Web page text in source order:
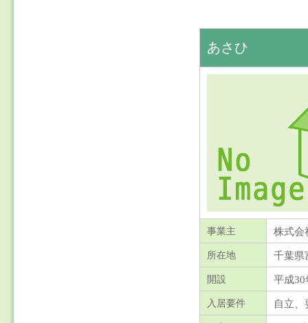
あさひ
事業主 株式会
所在地 千葉県
開設 平成30
入居要件 自立、